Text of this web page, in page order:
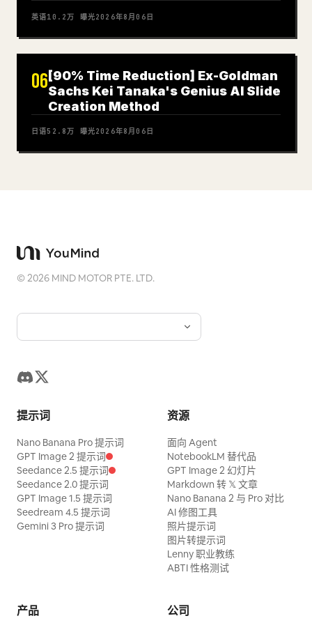
英语10.2万 曝光2026年8月06日
06 [90% Time Reduction] Ex-Goldman
Sachs Kei Tanaka's Genius AI Slide
Creation Method
日语52.8万 曝光2026年8月06日
©2026 MIND MOTOR PTE. LTD.
提示词
Nano Banana Pro 提示词
GPT Image 2 提示词
Seedance 2.5 提示词
Seedance 2.0 提示词
GPT Image 1.5 提示词
Seedream 4.5 提示词
Gemini 3 Pro 提示词
资源
面向 Agent
NotebookLM 替代品
GPT Image 2 幻灯片
Markdown 转 𝕏 文章
Nano Banana 2 与 Pro 对比
AI 修图工具
照片提示词
图片转提示词
Lenny 职业教练
ABTI 性格测试
产品 公司